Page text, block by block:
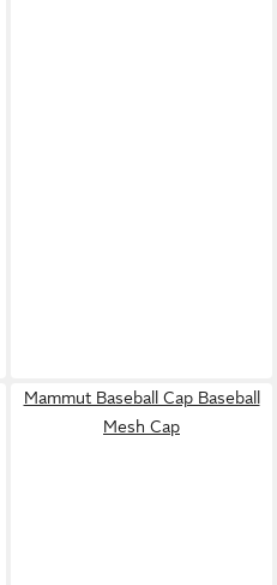
Mammut Baseball Cap Baseball
Mesh Cap